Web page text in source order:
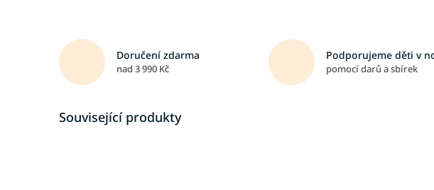
Doručení zdarma
nad 3 990 Kč
Podporujeme děti v
pomocí darů a sbírek
Související produkty